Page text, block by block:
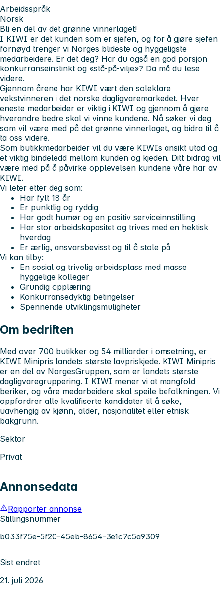
Arbeidsspråk
Norsk
Bli en del av det grønne vinnerlaget!
I KIWI er det kunden som er sjefen, og for å gjøre sjefen
fornøyd trenger vi Norges blideste og hyggeligste
medarbeidere. Er det deg? Har du også en god porsjon
konkurranseinstinkt og «stå-på-vilje»? Da må du lese
videre.
Gjennom årene har KIWI vært den soleklare
vekstvinneren i det norske dagligvaremarkedet. Hver
eneste medarbeider er viktig i KIWI og gjennom å gjøre
hverandre bedre skal vi vinne kundene. Nå søker vi deg
som vil være med på det grønne vinnerlaget, og bidra til å
ta oss videre.
Som butikkmedarbeider vil du være KIWIs ansikt utad og
et viktig bindeledd mellom kunden og kjeden. Ditt bidrag vil
være med på å påvirke opplevelsen kundene våre har av
KIWI.
Vi leter etter deg som:
Har fylt 18 år
Er punktlig og ryddig
Har godt humør og en positiv serviceinnstilling
Har stor arbeidskapasitet og trives med en hektisk
hverdag
Er ærlig, ansvarsbevisst og til å stole på
Vi kan tilby:
En sosial og trivelig arbeidsplass med masse
hyggelige kolleger
Grundig opplæring
Konkurransedyktig betingelser
Spennende utviklingsmuligheter
Om bedriften
Med over 700 butikker og 54 milliarder i omsetning, er
KIWI Minipris landets største lavpriskjede. KIWI Minipris
er en del av NorgesGruppen, som er landets største
dagligvaregruppering. I KIWI mener vi at mangfold
beriker, og våre medarbeidere skal speile befolkningen. Vi
oppfordrer alle kvalifiserte kandidater til å søke,
uavhengig av kjønn, alder, nasjonalitet eller etnisk
bakgrunn.
Sektor
Privat
Annonsedata
Rapporter annonse
Stillingsnummer
b033f75e-5f20-45eb-8654-3e1c7c5a9309
Sist endret
21. juli 2026